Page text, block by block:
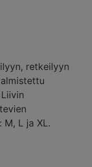
retkeilyyn
M, L ja XL.